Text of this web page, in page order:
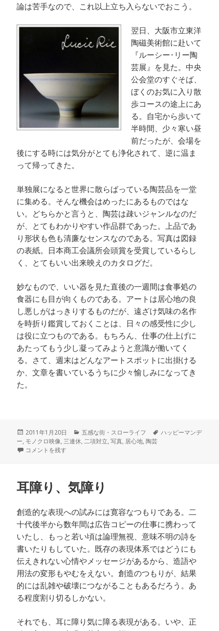
論は苦手なので、これ以上立ち入らないでおこう。
翌日、 大阪市立東洋
陶磁美術館に赴いて
『ルーシー･リー陶
芸展』を見た。中央
公会堂のすぐそば、
ぼくのお気に入り散
歩コースの途上にあ
る。自宅から歩いて
半時間、少々寒い昼
前だったが、会場を
後にする時には気分がとても浄化されて、逆に温ま
って帰ってきた。
単独展になると世界に散らばっている陶芸品を一堂
に集める。そんな機会はめったにあるものではな
い。どちらかと言うと、陶芸は疎いジャンルなのだ
が、とてもわかりやすい作品群であった。上品であ
り形状も色も清廉なセンスなのである。写真は図録
の表紙。日本商工会議所会頭賞を受賞しているらし
く、とてもいい出来映えのカタログだ。
妙なもので、いい器を見た直後の一週間は食事処の
食器にも目が向くものである。アートは居心地の良
し悪しがはっきりするものだが、遠ざけ気味の名作
を時折り鑑賞しておくことは、日々の感受性に少し
は役に立つものである。もちろん、仕事の仕上げに
あたってもう少し凝ってみようと意識が働いてく
る。さて、週末はどんなアートスポットに出掛ける
か、文章を書いているうちに少々愉しみになってき
た。
投
稿
日:
2011年1月20日
カ
テ
五感な街・スローライフ
タ
ハッピーマンデ
ー, モノクロ映像, 三連休,二項対立,写真, 居心地,陶芸
モノクロ映画と陶芸 に
コメントを残す
耳障り、気障り
創造的な表現への試みには寛容なつもりである。二
十代後半から数年間は広告コピーの仕事に携わって
いたし、もっと若い頃は論理無視、意味不明の詩を
書いたりもしていた。既存の表現体系ではどうにも
伝えきれない心情やメッセージがあるから、造語や
用法の変形もやむをえない。創造のつもりが、結果
的には乱雑や破壊につながることもあるだろう。あ
る程度割り切るしかない。
それでも、耳に障り気に障る表現がある。いや、正